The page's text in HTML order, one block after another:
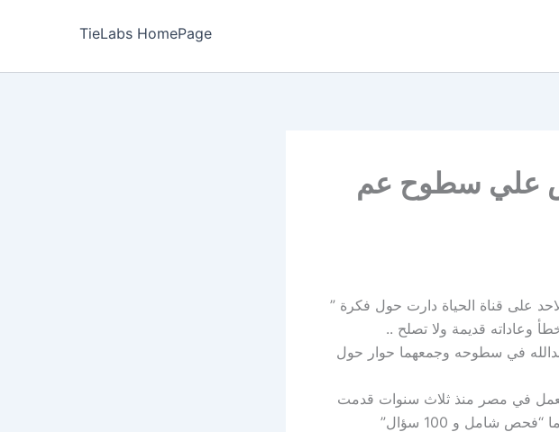
TieLabs HomePage
علي سطوح عم
على قناة الحياة دارت حول فكرة ”
وعاداته قديمة ولا تصلح ..
في سطوحه وجمعهما حوار حول
تعمل في مصر منذ ثلاث سنوات قدمت
شامل و 100 سؤال”